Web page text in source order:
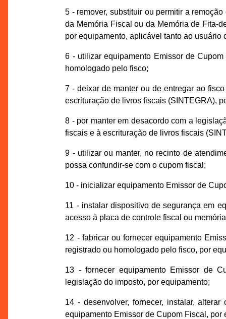
5 - remover, substituir ou permitir a
da Memória Fiscal ou da Memória de Fita-
por equipamento, aplicável tanto ao usuário
6 - utilizar equipamento Emissor de
homologado pelo fisco;
7 - deixar de manter ou de entregar ao
escrituração de livros fiscais (SINTEGRA),
8 - por manter em desacordo com a
fiscais e à escrituração de livros fiscais
9 - utilizar ou manter, no recinto de
possa confundir-se com o cupom fiscal;
10 - inicializar equipamento Emissor de
11 - instalar dispositivo de segurança em
acesso à placa de controle fiscal ou
12 - fabricar ou fornecer equipamento
registrado ou homologado pelo fisco, por
13 - fornecer equipamento Emissor de
legislação do imposto, por equipamento;
14 - desenvolver, fornecer, instalar,
equipamento Emissor de Cupom Fiscal, por